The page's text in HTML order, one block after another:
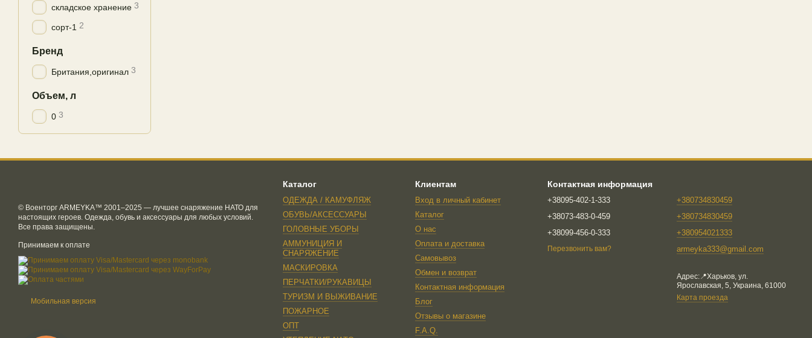
складское хранение 3
сорт-1 2
Бренд
Британия,оригинал 3
Объем, л
0 3
© Военторг ARMEYKA™ 2001–2025 — лучшее снаряжение НАТО для
настоящих героев. Одежда, обувь и аксессуары для любых условий.
Все права защищены.
Принимаем к оплате
Мобильная версия
Каталог
ОДЕЖДА / КАМУФЛЯЖ
ОБУВЬ/АКСЕССУАРЫ
ГОЛОВНЫЕ УБОРЫ
АММУНИЦИЯ И
СНАРЯЖЕНИЕ
МАСКИРОВКА
ПЕРЧАТКИ/РУКАВИЦЫ
ТУРИЗМ И ВЫЖИВАНИЕ
ПОЖАРНОЕ
ОПТ
Клиентам
Вход в личный кабинет
Каталог
О нас
Оплата и доставка
Самовывоз
Обмен и возврат
Контактная информация
Блог
Отзывы о магазине
F.A.Q.
Контактная информация
+38095-402-1-333
+38073-483-0-459
+38099-456-0-333
Перезвонить вам?
+380734830459
+380734830459
+380954021333
armeyka333@gmail.com
Адрес:📍Харьков, ул.
Ярославская, 5, Украина, 61000
Карта проезда